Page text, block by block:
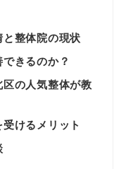
整体院の現状
きるのか？
の人気整体が教
けるメリット